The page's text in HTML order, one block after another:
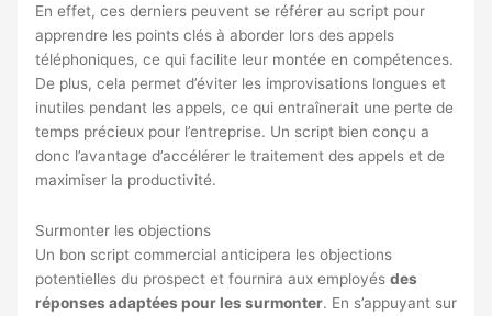
En effet, ces derniers peuvent se référer au script pour
apprendre les points clés à aborder lors des appels
téléphoniques, ce qui facilite leur montée en compétences.
De plus, cela permet d’éviter les improvisations longues et
inutiles pendant les appels, ce qui entraînerait une perte de
temps précieux pour l’entreprise. Un script bien conçu a
donc l’avantage d’accélérer le traitement des appels et de
maximiser la productivité.
Surmonter les objections
Un bon script commercial anticipera les objections
potentielles du prospect et fournira aux employés des
réponses adaptées pour les surmonter. En s’appuyant sur